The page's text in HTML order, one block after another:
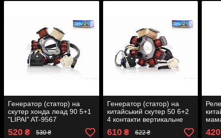
Генератор (статор) на
скутер хонда леад 90 5+1
"LIPAI" AT-9567
520 ₴ 530 ₴
Генератор (статор) на
китайський скутер 50 6+2
4 контакти вертикальне
кріплення "LIPAI"
610₴ 622 ₴ 420